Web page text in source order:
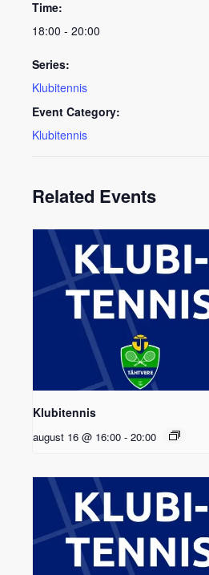
Time:
18:00 - 20:00
Series:
Klubitennis
Event Category:
Klubitennis
Related Events
Klubitennis
august 16 @ 16:00 - 20:00